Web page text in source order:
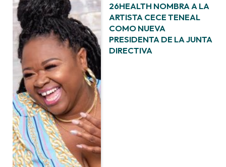
26HEALTH NOMBRA A LA
ARTISTA CECE TENEAL
COMO NUEVA
PRESIDENTA DE LA JUNTA
DIRECTIVA